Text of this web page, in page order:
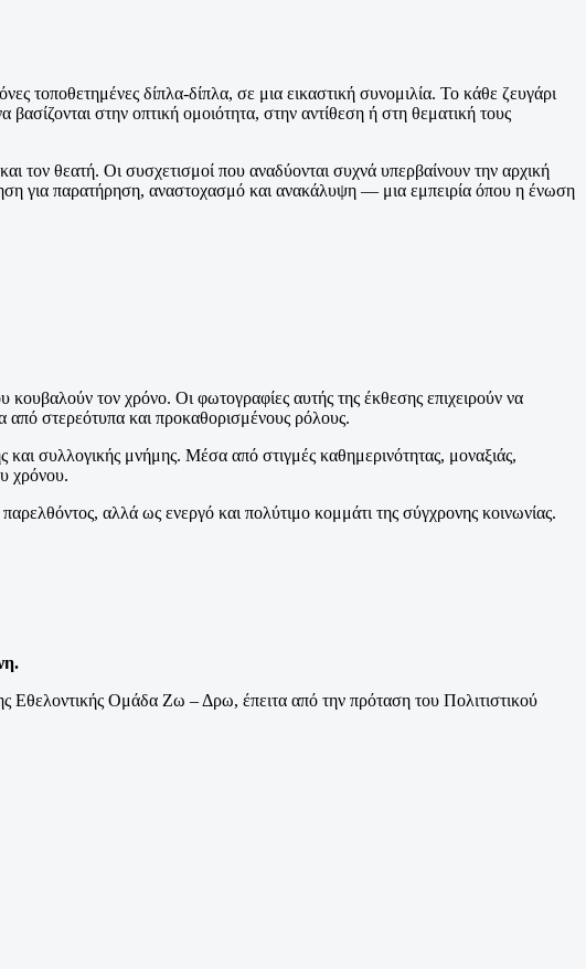
τοποθετημένες δίπλα-δίπλα, σε μια εικαστική συνομιλία. Το κάθε ζευγάρι
στην οπτική ομοιότητα, στην αντίθεση ή στη θεματική τους
τον θεατή. Οι συσχετισμοί που αναδύονται συχνά υπερβαίνουν την αρχική
για παρατήρηση, αναστοχασμό και ανακάλυψη — μια εμπειρία όπου η ένωση
κουβαλούν τον χρόνο. Οι φωτογραφίες αυτής της έκθεσης επιχειρούν να
από στερεότυπα και προκαθορισμένους ρόλους.
και συλλογικής μνήμης. Μέσα από στιγμές καθημερινότητας, μοναξιάς,
χρόνου.
αλλά ως ενεργό και πολύτιμο κομμάτι της σύγχρονης κοινωνίας.
Εθελοντικής Ομάδα Ζω – Δρω, έπειτα από την πρόταση του Πολιτιστικού